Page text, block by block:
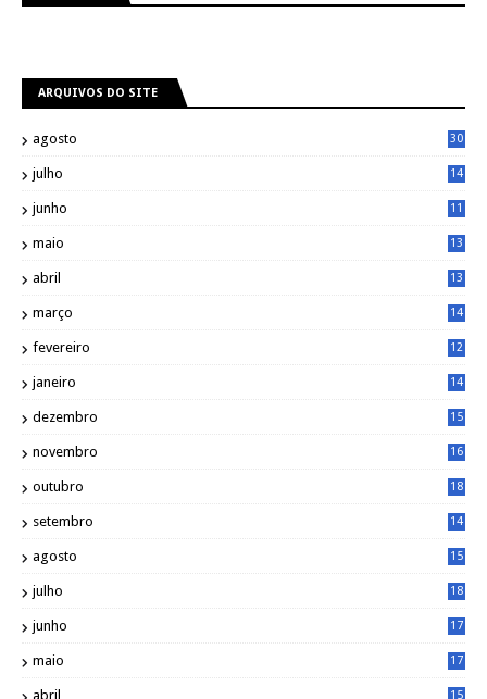
ARQUIVOS DO SITE
agosto 30
julho
14
junho
11
maio
13
abril
13
março
14
fevereiro
12
janeiro
14
dezembro
15
novembro
16
outubro
18
setembro
14
agosto
15
julho
18
junho
17
maio
17
abril
15